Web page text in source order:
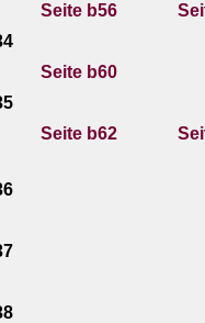
Seite b56
Seite b60
Seite b62